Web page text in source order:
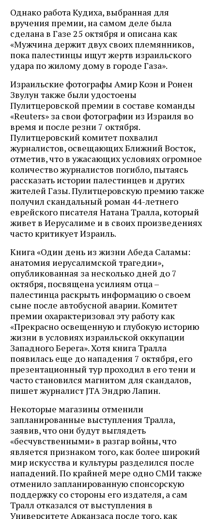
Однако работа Кудиха, выбранная для
вручения премии, на самом деле была
сделана в Газе 25 октября и описана как
«Мужчина держит двух своих племянников,
пока палестинцы ищут жертв израильского
удара по жилому дому в городе Газа».
Израильские фотографы Амир Коэн и Ронен
Звулун также были удостоены
Пулитцеровской премии в составе команды
«Reuters» за свои фотографии из Израиля во
время и после резни 7 октября.
Пулитцеровский комитет похвалил
журналистов, освещающих Ближний Восток,
отметив, что в ужасающих условиях огромное
количество журналистов погибло, пытаясь
рассказать истории палестинцев и других
жителей Газы. Пулитцеровскую премию также
получил скандальный роман 44-летнего
еврейского писателя Натана Тралла, который
живет в Иерусалиме и в своих произведениях
часто критикует Израиль.
Книга «Один день из жизни Абеда Саламы:
анатомия иерусалимской трагедии»,
опубликованная за несколько дней до 7
октября, посвящена усилиям отца –
палестинца раскрыть информацию о своем
сыне после автобусной аварии. Комитет
премии охарактеризовал эту работу как
«Прекрасно освещенную и глубокую историю
жизни в условиях израильской оккупации
Западного Берега». Хотя книга Тралла
появилась еще до нападения 7 октября, его
презентационный тур проходил в его тени и
часто становился магнитом для скандалов,
пишет журналист JTA Эндрю Лапин.
Некоторые магазины отменили
запланированные выступления Тралла,
заявив, что они будут выглядеть
«бесчувственными» в разгар войны, что
является признаком того, как более широкий
мир искусства и культуры разделился после
нападений. По крайней мере одно СМИ также
отменило запланированную спонсорскую
поддержку со стороны его издателя, а сам
Тралл отказался от выступления в
Университете Арканзаса после того, как